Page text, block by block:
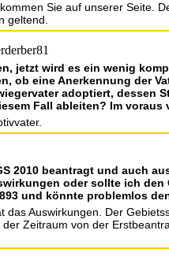
Sie auf unserer Seite.
geltend.
jetzt wird es ein wenig
ob eine Anerkennung der
adoptiert, dessen
Fall ableiten? Im voraus
2010 beantragt und auch
oder sollte ich
und könnte problemlos
das Auswirkungen. Der
Zeitraum von der